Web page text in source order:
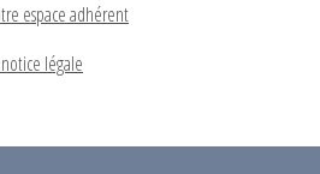
espace adhérent
légale